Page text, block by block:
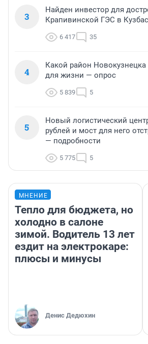
3
Найден инвестор для
Крапивинской ГЭС в
6 417 35
4
Какой район
для жизни — опрос
5 839 5
5
Новый логистический
рублей и мост для него
— подробности
5 775 5
МНЕНИЕ
Тепло для бюджета, но
холодно в салоне
зимой. Водитель 13 лет
ездит на электрокаре:
плюсы и минусы
Денис Дедюхин